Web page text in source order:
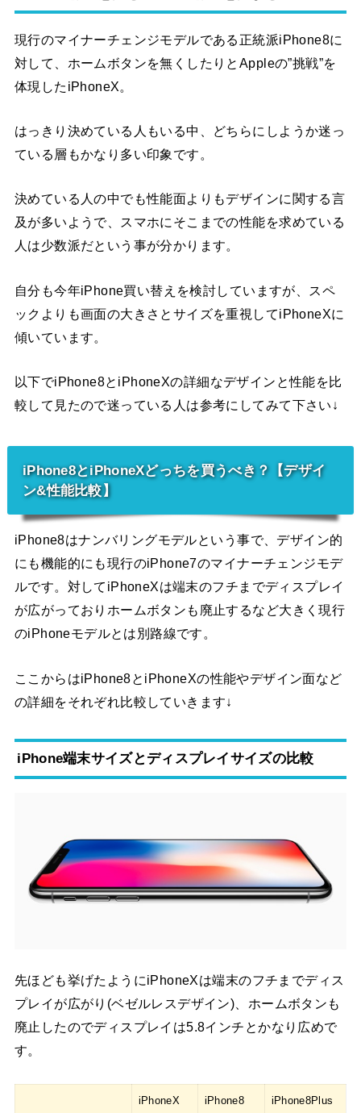
現行のマイナーチェンジモデルである正統派iPhone8に
対して、ホームボタンを無くしたりとAppleの”挑戦”を
体現したiPhoneX。
はっきり決めている人もいる中、どちらにしようか迷っ
ている層もかなり多い印象です。
決めている人の中でも性能面よりもデザインに関する言
及が多いようで、スマホにそこまでの性能を求めている
人は少数派だという事が分かります。
自分も今年iPhone買い替えを検討していますが、スペ
ックよりも画面の大きさとサイズを重視してiPhoneXに
傾いています。
以下でiPhone8とiPhoneXの詳細なデザインと性能を比
較して見たので迷っている人は参考にしてみて下さい↓
iPhone8とiPhoneXどっちを買うべき？【デザイ
ン&性能比較】
iPhone8はナンバリングモデルという事で、デザイン的
にも機能的にも現行のiPhone7のマイナーチェンジモデ
ルです。対してiPhoneXは端末のフチまでディスプレイ
が広がっておりホームボタンも廃止するなど大きく現行
のiPhoneモデルとは別路線です。
ここからはiPhone8とiPhoneXの性能やデザイン面など
の詳細をそれぞれ比較していきます↓
iPhone端末サイズとディスプレイサイズの比較
先ほども挙げたようにiPhoneXは端末のフチまでディス
プレイが広がり(ベゼルレスデザイン)、ホームボタンも
廃止したのでディスプレイは5.8インチとかなり広めで
す。
iPhoneX iPhone8 iPhone8Plus